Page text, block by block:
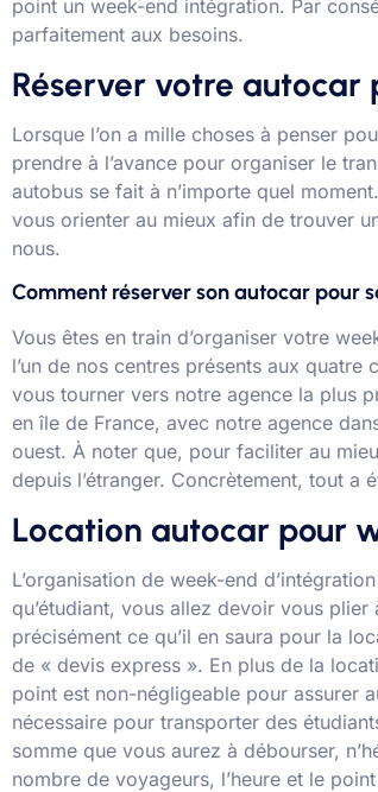
point un week-end intégration. Par
parfaitement aux besoins.
Réserver votre autocar
Lorsque l’on a mille choses à penser
prendre à l’avance pour organiser le
autobus se fait à n’importe quel
vous orienter au mieux afin de trouver
nous.
Comment réserver son autocar pour
Vous êtes en train d’organiser votre
l’un de nos centres présents aux
vous tourner vers notre agence la plus
en île de France, avec notre agence
ouest. À noter que, pour faciliter au
depuis l’étranger. Concrètement, tout
Location autocar pour
L’organisation de week-end
qu’étudiant, vous allez devoir vous
précisément ce qu’il en saura pour la
de « devis express ». En plus de la
point est non-négligeable pour assurer
nécessaire pour transporter des
somme que vous aurez à débourser,
nombre de voyageurs, l’heure et le